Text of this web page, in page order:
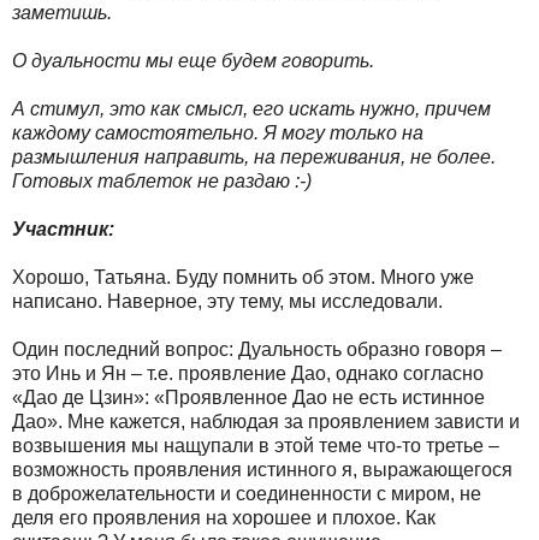
заметишь.
О дуальности мы еще будем говорить.
А стимул, это как смысл, его искать нужно, причем
каждому самостоятельно. Я могу только на
размышления направить, на переживания, не более.
Готовых таблеток не раздаю :-)
Участник:
Хорошо, Татьяна. Буду помнить об этом. Много уже
написано. Наверное, эту тему, мы исследовали.
Один последний вопрос: Дуальность образно говоря –
это Инь и Ян – т.е. проявление Дао, однако согласно
«Дао де Цзин»: «Проявленное Дао не есть истинное
Дао». Мне кажется, наблюдая за проявлением зависти и
возвышения мы нащупали в этой теме что-то третье –
возможность проявления истинного я, выражающегося
в доброжелательности и соединенности с миром, не
деля его проявления на хорошее и плохое. Как